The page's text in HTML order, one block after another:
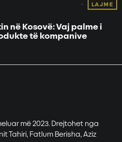
LAJME
në Kosovë: Vaj palme i
të kompanive
më 2023. Drejtohet nga
Tahiri, Fatlum Berisha, Aziz